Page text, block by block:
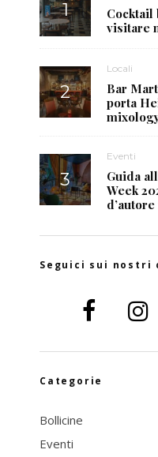
Cocktail
visitare
Locali
Bar
porta
Eventi
Guida
Week
Seguici sui nostri
Categorie
Bollicine
Eventi